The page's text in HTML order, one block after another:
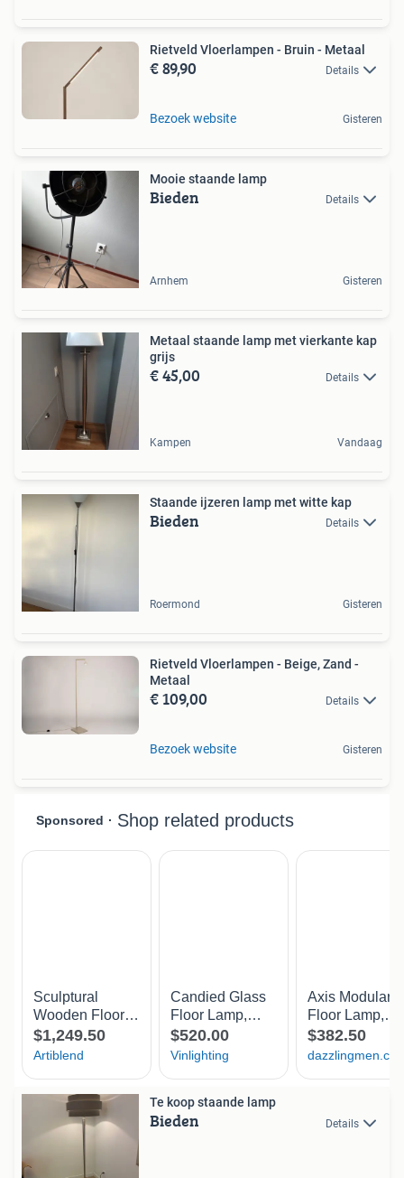
Rietveld Vloerlampen - Bruin - Metaal
€ 89,90 Details
Bezoek website Gisteren
Mooie staande lamp
Bieden Details
Arnhem Gisteren
Metaal staande lamp met vierkante kap
grijs
€ 45,00 Details
Kampen Vandaag
Staande ijzeren lamp met witte kap
Bieden Details
Roermond Gisteren
Rietveld Vloerlampen - Beige, Zand -
Metaal
€ 109,00 Details
Bezoek website Gisteren
Te koop staande lamp
Bieden Details